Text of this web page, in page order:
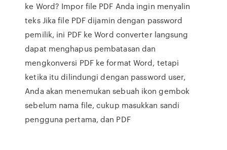
ke Word? Impor file PDF Anda ingin menyalin
teks Jika file PDF dijamin dengan password
pemilik, ini PDF ke Word converter langsung
dapat menghapus pembatasan dan
mengkonversi PDF ke format Word, tetapi
ketika itu dilindungi dengan password user,
Anda akan menemukan sebuah ikon gembok
sebelum nama file, cukup masukkan sandi
pengguna pertama, dan PDF